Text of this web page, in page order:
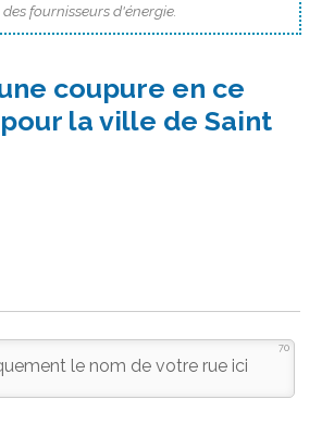
des fournisseurs d'énergie.
coupure en ce
la ville de Saint
70